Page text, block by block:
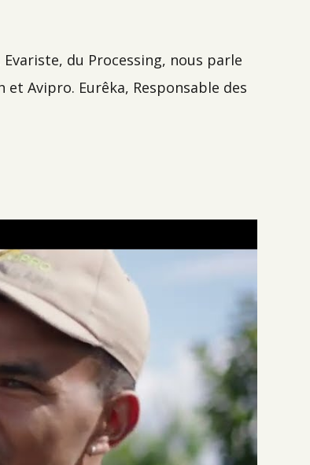
du Processing, nous parle
Avipro. Eurêka, Responsable des